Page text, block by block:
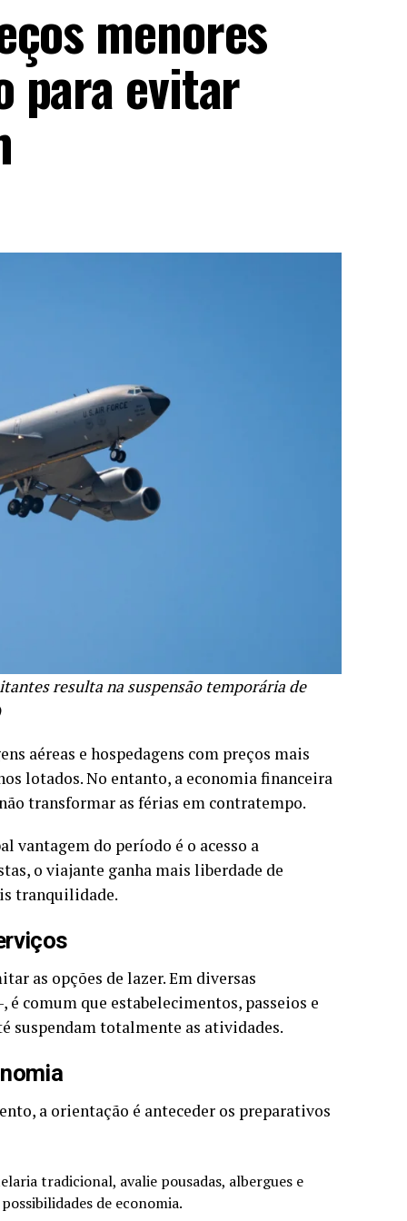
menores
para evitar
resulta na suspensão temporária de
aéreas e hospedagens com preços mais
lotados. No entanto, a economia financeira
transformar as férias em contratempo.
vantagem do período é o acesso a
o viajante ganha mais liberdade de
tranquilidade.
as opções de lazer. Em diversas
comum que estabelecimentos, passeios e
suspendam totalmente as atividades.
a orientação é anteceder os preparativos
tradicional, avalie pousadas, albergues e
de economia.